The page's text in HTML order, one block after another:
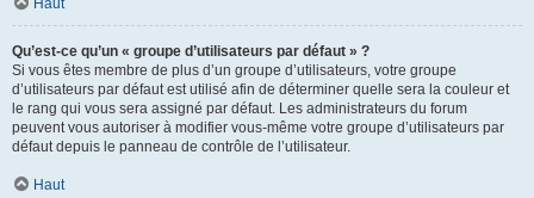
Haut
Qu’est-ce qu’un « groupe d’utilisateurs par défaut » ?
Si vous êtes membre de plus d’un groupe d’utilisateurs, votre groupe
d’utilisateurs par défaut est utilisé afin de déterminer quelle sera la couleur et
le rang qui vous sera assigné par défaut. Les administrateurs du forum
peuvent vous autoriser à modifier vous-même votre groupe d’utilisateurs par
défaut depuis le panneau de contrôle de l’utilisateur.
Haut